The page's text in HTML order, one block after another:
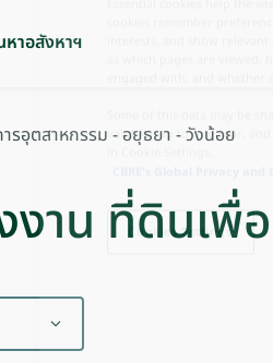
หาอสังหาฯ
ม - อยุธยา - วังน้อย
รอุตสาหกรรม - อยุธยา - วังน้อย
งาน ที่ดินเ
interests, and show
valid for up to one year, and
Cookies Settings